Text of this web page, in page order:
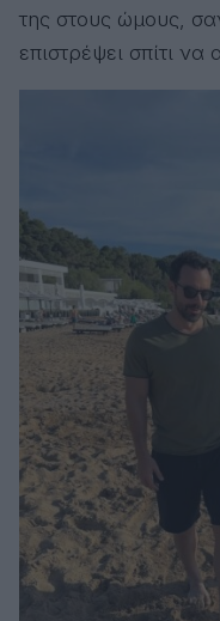
της στους ώμους,
επιστρέψει σπίτι